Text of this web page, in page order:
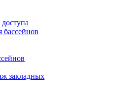
бассейнов
закладных